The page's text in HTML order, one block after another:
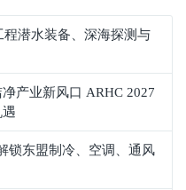
潜水装备、深海探测与
产业新风口 ARHC 2027
锁东盟制冷、空调、通风